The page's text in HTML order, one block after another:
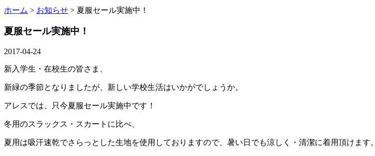
ホーム > お知らせ > 夏服セール実施中！
夏服セール実施中！
2017-04-24
新入学生・在校生の皆さま、
新緑の季節となりましたが、新しい学校生活はいかがでしょうか。
アレスでは、只今夏服セール実施中です！
冬用のスラックス・スカートに比べ、
夏用は吸汗速乾でさらっとした生地を使用しておりますので、暑い日でも涼しく・清潔に着用頂けます。